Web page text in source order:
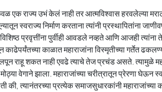
एक राज्य उभं केलं नाही तर आत्मविश्वास हरवलेल्या
स्वराज्य निर्माण करताना त्यांनी प्रस्थापितांना
प्रवृत्तींना पुर्वीही आवडले नव्हते आणि आजही त्यांना
काढेपर्यंतच्या काळात महाराजांना विस्मृतीच्या गर्तेत
राहू शकत नाही एवढे त्याचे तेज प्रचंड असते. त्यामुळे
वेगाने झाला. महाराजांच्या चरीत्रातून प्रेरणा घेऊन
की, त्यानंतरच्या प्रत्येक समाजसुधारकांनी